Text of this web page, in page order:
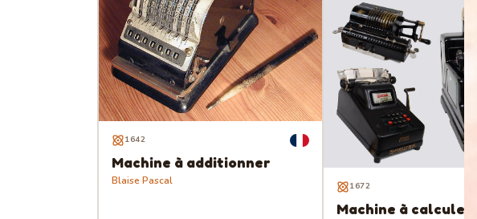
1642
Machine à additionner
Blaise Pascal 1672
Machine à calculer